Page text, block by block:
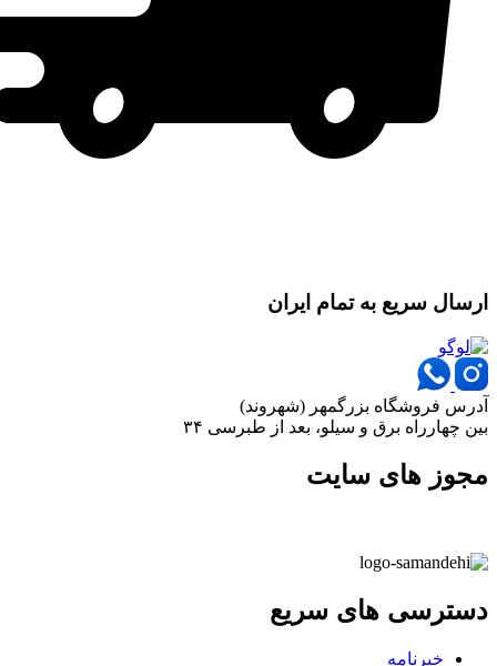
ارسال سریع به تمام ایران
آدرس فروشگاه بزرگمهر (شهروند)
بین چهارراه برق و سیلو، بعد از طبرسی ۳۴
مجوز های سایت
دسترسی های سریع
خبرنامه